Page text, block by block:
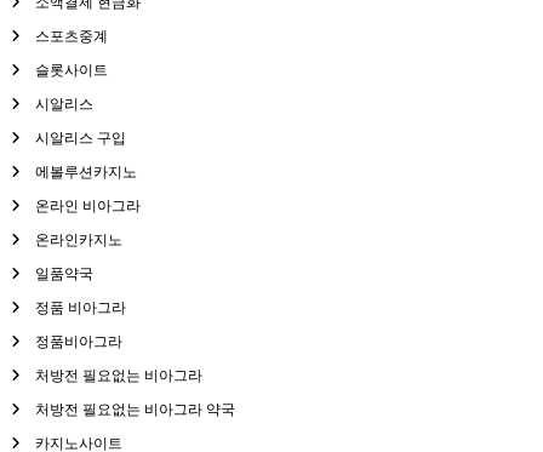
스포츠중계
슬롯사이트
시알리스
시알리스 구입
에볼루션카지노
온라인 비아그라
온라인카지노
일품약국
정품 비아그라
정품비아그라
처방전 필요없는 비아그라
처방전 필요없는 비아그라 약국
카지노사이트